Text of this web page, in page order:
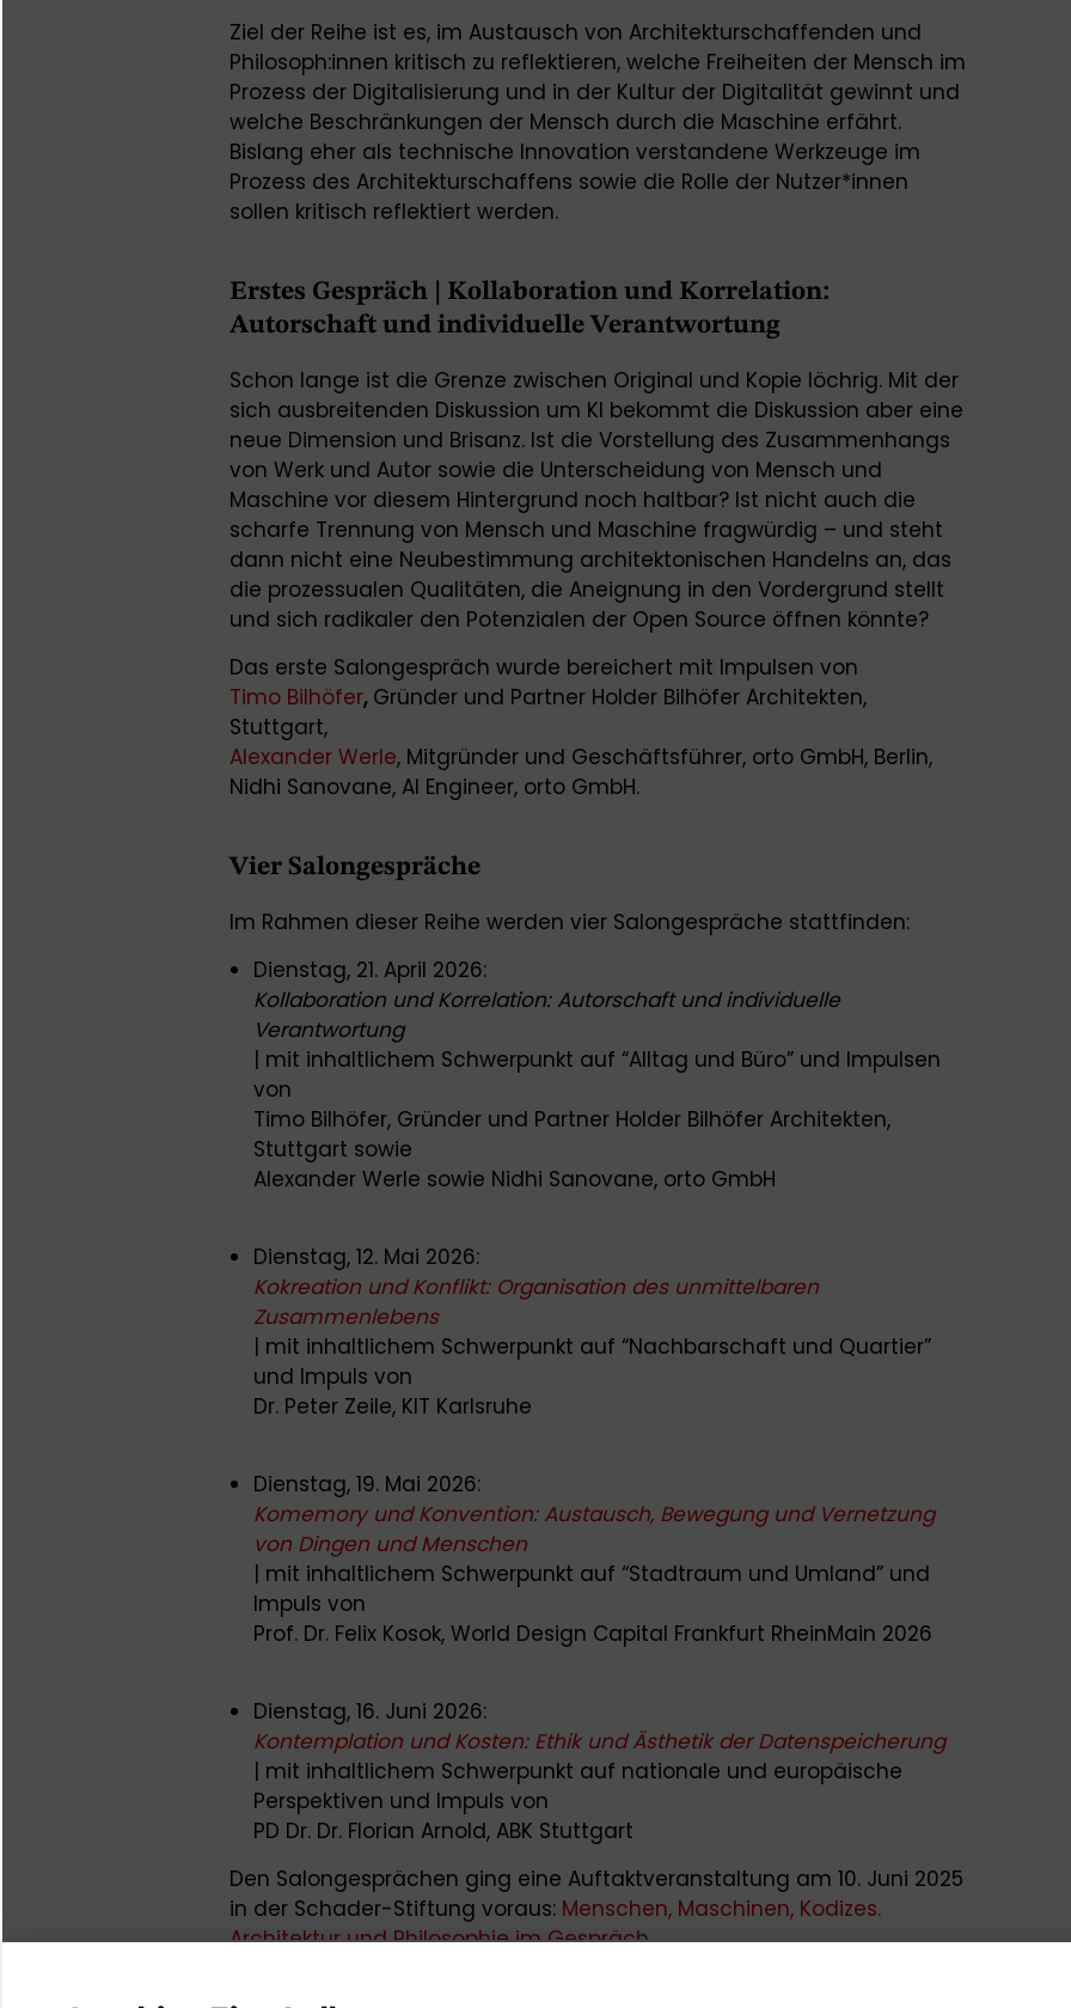
Ziel der Reihe ist es, im Austausch von Architekturschaffenden und
Philosoph:innen kritisch zu reflektieren, welche Freiheiten der Mensch im
Prozess der Digitalisierung und in der Kultur der Digitalität gewinnt und
welche Beschränkungen der Mensch durch die Maschine erfährt.
Bislang eher als technische Innovation verstandene Werkzeuge im
Prozess des Architekturschaffens sowie die Rolle der Nutzer*innen
sollen kritisch reflektiert werden.
Erstes Gespräch | Kollaboration und Korrelation:
Autorschaft und individuelle Verantwortung
Schon lange ist die Grenze zwischen Original und Kopie löchrig. Mit der
sich ausbreitenden Diskussion um KI bekommt die Diskussion aber eine
neue Dimension und Brisanz. Ist die Vorstellung des Zusammenhangs
von Werk und Autor sowie die Unterscheidung von Mensch und
Maschine vor diesem Hintergrund noch haltbar? Ist nicht auch die
scharfe Trennung von Mensch und Maschine fragwürdig – und steht
dann nicht eine Neubestimmung architektonischen Handelns an, das
die prozessualen Qualitäten, die Aneignung in den Vordergrund stellt
und sich radikaler den Potenzialen der Open Source öffnen könnte?
Das erste Salongespräch wurde bereichert mit Impulsen von
Timo Bilhöfer,Gründer und Partner Holder Bilhöfer Architekten,
Stuttgart,
Alexander Werle, Mitgründer und Geschäftsführer, orto GmbH, Berlin,
Nidhi Sanovane, AI Engineer, orto GmbH.
Vier Salongespräche
Im Rahmen dieser Reihe werden vier Salongespräche stattfinden:
Dienstag, 21. April 2026:
Kollaboration und Korrelation: Autorschaft und individuelle
Verantwortung
| mit inhaltlichem Schwerpunkt auf “Alltag und Büro” und Impulsen
von
Timo Bilhöfer, Gründer und Partner Holder Bilhöfer Architekten,
Stuttgart sowie
Alexander Werle sowie Nidhi Sanovane, orto GmbH
Dienstag, 12. Mai 2026:
Kokreation und Konflikt: Organisation des unmittelbaren
Zusammenlebens
| mit inhaltlichem Schwerpunkt auf “Nachbarschaft und Quartier”
und Impuls von
Dr. Peter Zeile, KIT Karlsruhe
Dienstag, 19. Mai 2026:
Komemory und Konvention: Austausch, Bewegung und Vernetzung
von Dingen und Menschen
| mit inhaltlichem Schwerpunkt auf “Stadtraum und Umland” und
Impuls von
Prof. Dr. Felix Kosok, World Design Capital Frankfurt RheinMain 2026
Dienstag, 16. Juni 2026:
Kontemplation und Kosten: Ethik und Ästhetik der Datenspeicherung
| mit inhaltlichem Schwerpunkt auf nationale und europäische
Perspektiven und Impuls von
PD Dr. Dr. Florian Arnold, ABK Stuttgart
Den Salongesprächen ging eine Auftaktveranstaltung am 10. Juni 2025
in der Schader-Stiftung voraus: Menschen, Maschinen, Kodizes.
Architektur und Philosophie im Gespräch